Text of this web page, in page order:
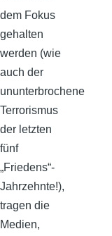
dem Fokus
gehalten
werden (wie
auch der
ununterbrochene
Terrorismus
der letzten
fünf
„Friedens“-
Jahrzehnte!),
tragen die
Medien,